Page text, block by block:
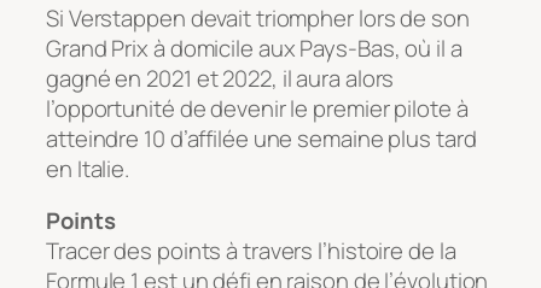
Si Verstappen devait triompher lors de son
Grand Prix à domicile aux Pays-Bas, où il a
gagné en 2021 et 2022, il aura alors
l’opportunité de devenir le premier pilote à
atteindre 10 d’affilée une semaine plus tard
en Italie.
Points
Tracer des points à travers l’histoire de la
Formule 1 est un défi en raison de l’évolution